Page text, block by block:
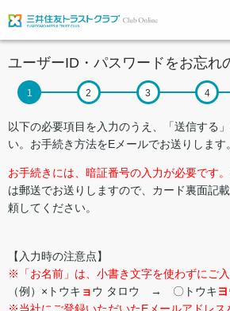
ユーザーID・パスワードをお忘れ
以下の必要項目を入力のうえ、「送信する
い。お手続き方法をEメールでお送りします。
お手続きには、暗証番号の入力が必要です。
は郵送でお送りしますので、カード裏面記
頼してください。
【入力時の注意点】
※「お名前」は、小書き文字を使わずにご入
（例）×トウキ ョウ タロウ → 〇トウキヨ